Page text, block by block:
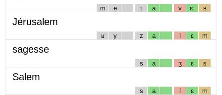
m e t a v ɛː ʁ
Jérusalem
ʁ y z a l ɛ m
sagesse
s a ʒ ɛ s
Salem
s a l ɛ m